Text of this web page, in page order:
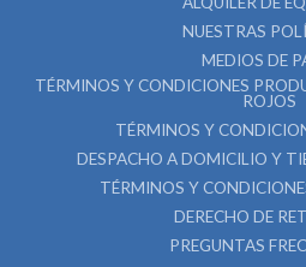
NUESTRAS
MEDIOS DE
TÉRMINOS Y CONDICIONES
ROJOS
TÉRMINOS Y
DESPACHO A DOMICILIO Y
TÉRMINOS Y
DERECHO DE
PREGUNTAS